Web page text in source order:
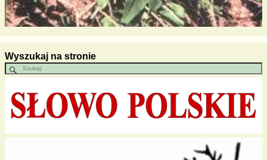
Wyszukaj na stronie